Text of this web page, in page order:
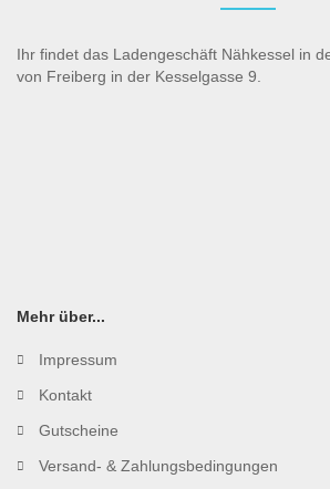
Ihr findet das Ladengeschäft Nähkessel in
von Freiberg in der Kesselgasse 9.
Mehr über...
Impressum
Kontakt
Gutscheine
Versand- & Zahlungsbedingungen